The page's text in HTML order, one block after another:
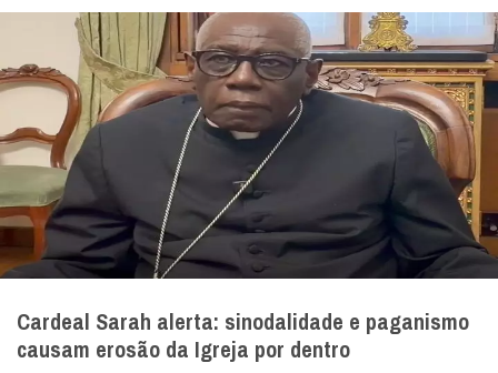
Cardeal Sarah alerta: sinodalidade e paganismo
causam erosão da Igreja por dentro